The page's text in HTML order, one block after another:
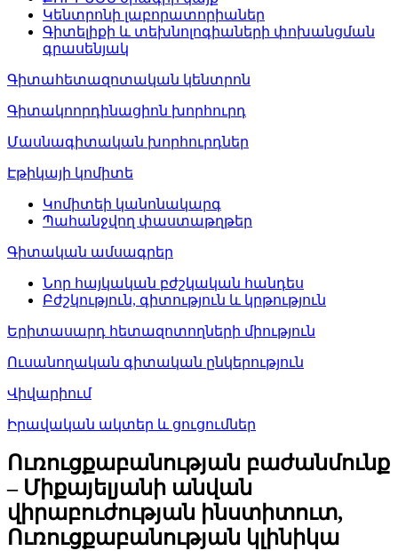
Կենտրոնի լաբորատորիաներ
Գիտելիքի և տեխնոլոգիաների փոխանցման
գրասենյակ
Գիտահետազոտական կենտրոն
Գիտակոորդինացիոն խորհուրդ
Մասնագիտական խորհուրդներ
Էթիկայի կոմիտե
Կոմիտեի կանոնակարգ
Պահանջվող փաստաթղթեր
Գիտական ամսագրեր
Նոր հայկական բժշկական հանդես
Բժշկություն, գիտություն և կրթություն
Երիտասարդ հետազոտողների միություն
Ուսանողական գիտական ընկերություն
Վիվարիում
Իրավական ակտեր և ցուցումներ
Ուռուցքաբանության բաժանմունք
– Միքայելյանի անվան
վիրաբուժության ինստիտուտ,
Ուռուցքաբանության կլինիկա